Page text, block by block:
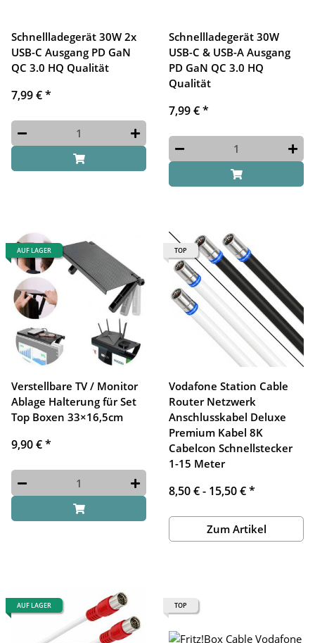
Schnellladegerät 30W 2x
USB-C Ausgang PD GaN
QC 3.0 HQ Qualität
7,99 €*
Schnellladegerät 30W
USB-C & USB-A Ausgang
PD GaN QC 3.0 HQ
Qualität
7,99 €*
AUF LAGER
Verstellbare TV / Monitor
Ablage Halterung für Set
Top Boxen 33×16,5cm
9,90 €*
TOP
Vodafone Station Cable
Router Netzwerk
Anschlusskabel Deluxe
Premium Kabel 8K
Cabelcon Schnellstecker
1-15 Meter
8,50 € - 15,50 €*
Zum Artikel
AUF LAGER TOP